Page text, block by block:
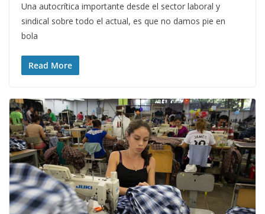
Una autocrítica importante desde el sector laboral y
sindical sobre todo el actual, es que no damos pie en
bola
Read More